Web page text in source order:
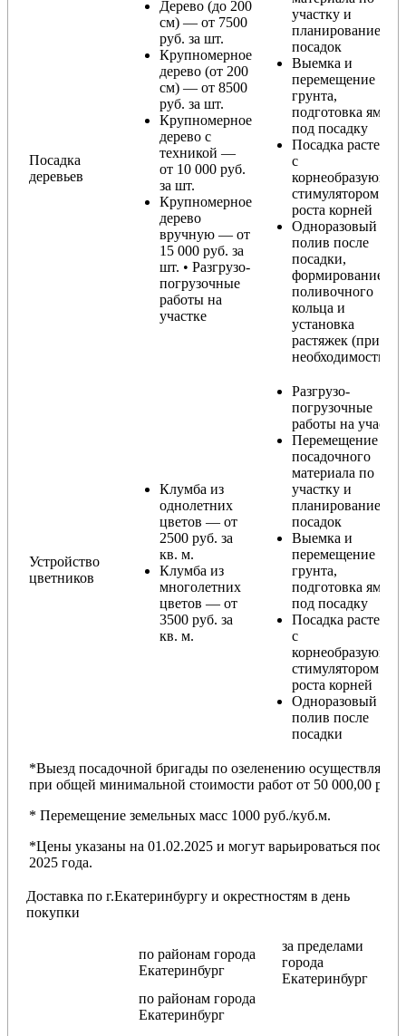
Посадка
деревьев
Дерево (до 200
см) — от 7500
руб. за шт.
Крупномерное
дерево (от 200
см) — от 8500
руб. за шт.
Крупномерное
дерево с
техникой —
от 10 000 руб.
за шт.
Крупномерное
дерево
вручную — от
15 000 руб. за
шт. • Разгрузо-
погрузочные
работы на
участке
участку и
планирование
посадок
Выемка и
перемещение
грунта,
подготовка ямы
под посадку
Посадка растения
с
корнеобразующим
стимулятором
роста корней
Одноразовый
полив после
посадки,
формирование
поливочного
кольца и
установка
растяжек (при
необходимости)
Устройство
цветников
Клумба из
однолетних
цветов — от
2500 руб. за
кв. м.
Клумба из
многолетних
цветов — от
3500 руб. за
кв. м.
Разгрузо-
погрузочные
работы на участке
Перемещение
посадочного
материала по
участку и
планирование
посадок
Выемка и
перемещение
грунта,
подготовка ямы
под посадку
Посадка растений
с
корнеобразующим
стимулятором
роста корней
Одноразовый
полив после
посадки
*Выезд посадочной бригады по озеленению осуществляется
при общей минимальной стоимости работ от 50 000,00 руб.
* Перемещение земельных масс 1000 руб./куб.м.
*Цены указаны на 01.02.2025 и могут варьироваться после
2025 года.
Доставка по г.Екатеринбургу и окрестностям в день
покупки
по районам города
Екатеринбург
за пределами
города
Екатеринбург
по районам города
Екатеринбург